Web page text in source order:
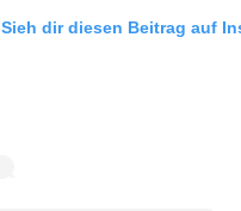
Sieh dir diesen Beitrag auf